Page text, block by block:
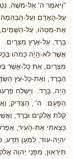
"וַיֹּאמֶר ה' אֶל-מֹשֶׁה,
עַל-הָאָדָם וְעַל-
אֶת-מַטֵּהוּ, עַל-
בָּרָד, עַל-אֶרֶץ מִצְרָיִם.
אֲשֶׁר לֹא-הָיָה כָמֹהוּ
מִצְרַיִם, אֵת כָּל-אֲשֶׁר
הַבָּרָד, וְאֶת-כָּל-עֵץ
הָיָה, בָּרָד. וַיִּשְׁלַח
הַפָּעַם: ה' , הַצַּדִּיק,
קֹלֹת אֱלֹקים וּבָרָד;
כְּצֵאתִי אֶת-הָעִיר,
יִהְיֶה-עוֹד, לְמַעַן
תִּירְאוּן, מִפְּנֵי יְהוָה